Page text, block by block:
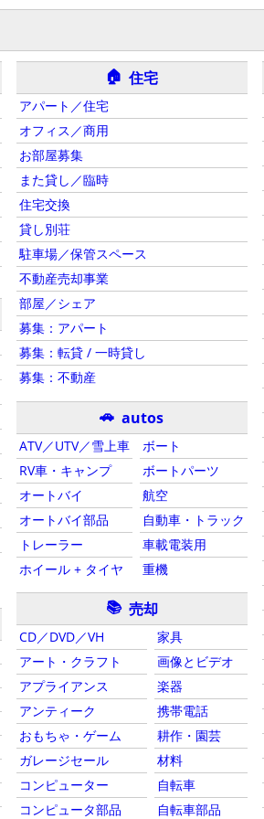
🏠 住宅
アパート／住宅
オフィス／商用
お部屋募集
また貸し／臨時
住宅交換
貸し別荘
駐車場／保管スペース
不動産売却事業
部屋／シェア
募集：アパート
募集：転貸 / 一時貸し
募集：不動産
🚗 autos
ATV／UTV／雪上車
RV車・キャンプ
オートバイ
オートバイ部品
トレーラー
ホイール + タイヤ
ボート
ボートパーツ
航空
自動車・トラック
車載電装用
重機
📚 売却
CD／DVD／VH
アート・クラフト
アプライアンス
アンティーク
おもちゃ・ゲーム
ガレージセール
コンピューター
コンピュータ部品
家具
画像とビデオ
楽器
携帯電話
耕作・園芸
材料
自転車
自転車部品